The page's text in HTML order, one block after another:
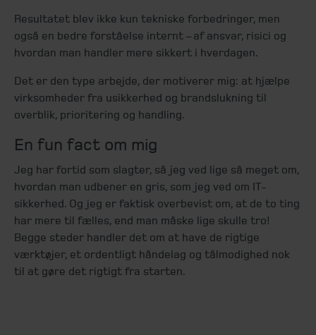
Resultatet blev ikke kun tekniske forbedringer, men
også en bedre forståelse internt – af ansvar, risici og
hvordan man handler mere sikkert i hverdagen.
Det er den type arbejde, der motiverer mig: at hjælpe
virksomheder fra usikkerhed og brandslukning til
overblik, prioritering og handling.
En fun fact om mig
Jeg har fortid som slagter, så jeg ved lige så meget om,
hvordan man udbener en gris, som jeg ved om IT-
sikkerhed. Og jeg er faktisk overbevist om, at de to ting
har mere til fælles, end man måske lige skulle tro!
Begge steder handler det om at have de rigtige
værktøjer, et ordentligt håndelag og tålmodighed nok
til at gøre det rigtigt fra starten.